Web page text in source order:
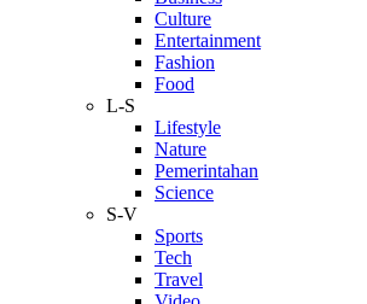
Culture
Entertainment
Fashion
Food
L-S
Lifestyle
Nature
Pemerintahan
Science
S-V
Sports
Tech
Travel